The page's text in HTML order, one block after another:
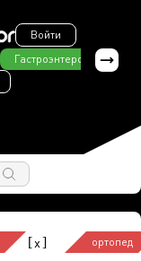
Войти
Гастроэнтерология
[x] ортопед